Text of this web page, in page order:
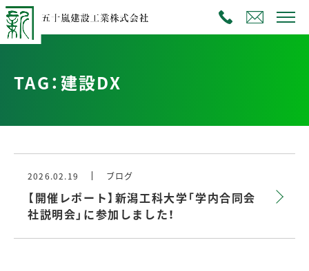
TAG：建設DX
2026.02.19 ブログ
【開催レポート】新潟工科大学「学内合同会
社説明会」に参加しました！